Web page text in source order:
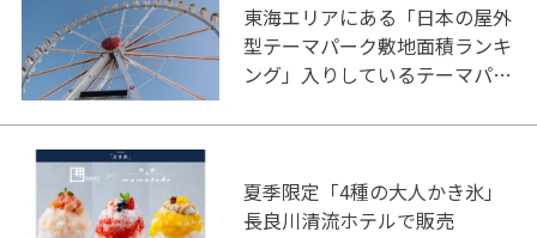
東海エリアにある「日本の屋外
型テーマパーク敷地面積ランキ
ング」入りしているテーマパー
夏季限定「4種の大人かき氷」
長良川清流ホテルで販売